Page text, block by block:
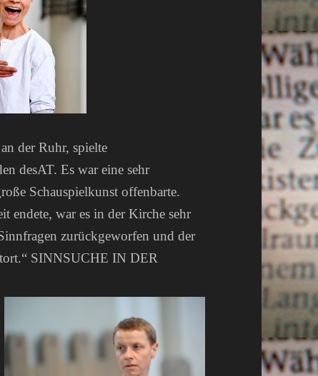
der Ruhr, spielte
desAT. Es war eine sehr
Schauspielkunst offenbarte.
endete, war es in der Kirche sehr
zurückgeworfen und der
SINNSUCHE IN DER